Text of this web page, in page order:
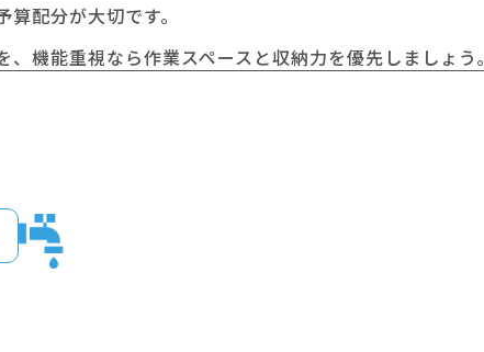
配分が大切です。
機能重視なら作業スペースと収納力を優先しましょう。